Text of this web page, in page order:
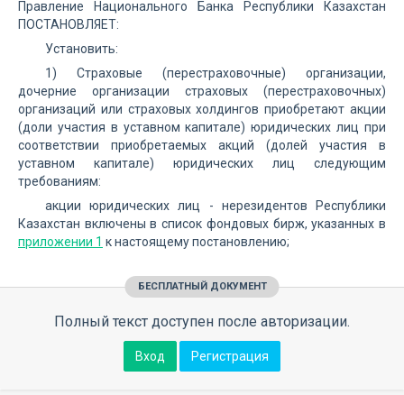
Правление Национального Банка Республики Казахстан
ПОСТАНОВЛЯЕТ:
Установить:
1) Страховые (перестраховочные) организации,
дочерние организации страховых (перестраховочных)
организаций или страховых холдингов приобретают акции
(доли участия в уставном капитале) юридических лиц при
соответствии приобретаемых акций (долей участия в
уставном капитале) юридических лиц следующим
требованиям:
акции юридических лиц - нерезидентов Республики
Казахстан включены в список фондовых бирж, указанных в
приложении 1 к настоящему постановлению;
БЕСПЛАТНЫЙ ДОКУМЕНТ
Полный текст доступен после авторизации.
Вход Регистрация